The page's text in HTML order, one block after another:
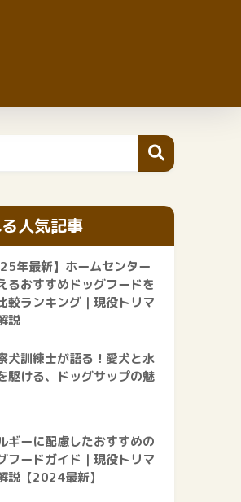
人気記事
年最新】ホームセンター
るおすすめドッグフードを
較ランキング｜現役トリマ
説
犬訓練士が語る！愛犬と水
駆ける、ドッグサップの魅
ギーに配慮したおすすめの
フードガイド｜現役トリマ
説【2024最新】